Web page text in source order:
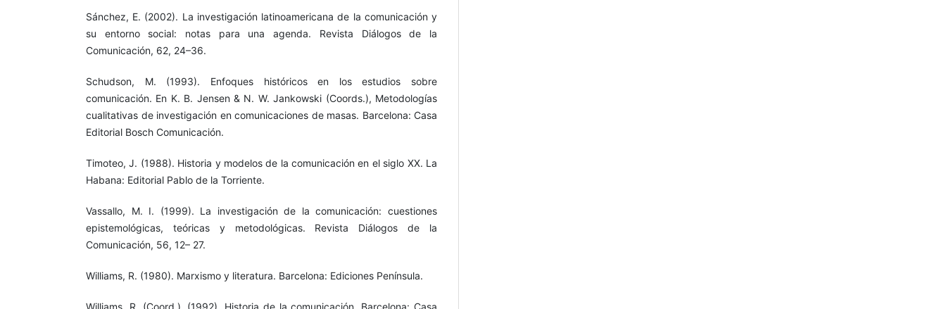
Sánchez, E. (2002). La investigación latinoamericana de la comunicación y
su entorno social: notas para una agenda. Revista Diálogos de la
Comunicación, 62, 24–36.
Schudson, M. (1993). Enfoques históricos en los estudios sobre
comunicación. En K. B. Jensen & N. W. Jankowski (Coords.), Metodologías
cualitativas de investigación en comunicaciones de masas. Barcelona: Casa
Editorial Bosch Comunicación.
Timoteo, J. (1988). Historia y modelos de la comunicación en el siglo XX. La
Habana: Editorial Pablo de la Torriente.
Vassallo, M. I. (1999). La investigación de la comunicación: cuestiones
epistemológicas, teóricas y metodológicas. Revista Diálogos de la
Comunicación, 56, 12– 27.
Williams, R. (1980). Marxismo y literatura. Barcelona: Ediciones Península.
Williams, R. (Coord.), (1992). Historia de la comunicación. Barcelona: Casa